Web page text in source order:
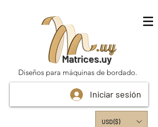
Matrices.uy
Diseños para máquinas de bordado.
Iniciar sesión
USD ($)